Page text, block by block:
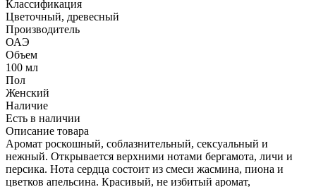
Классификация
Цветочный, древесный
Производитель
ОАЭ
Объем
100 мл
Пол
Женский
Наличие
Есть в наличии
Описание товара
Аромат роскошный, соблазнительный, сексуальный и
нежный. Открывается верхними нотами бергамота, личи и
персика. Нота сердца состоит из смеси жасмина, пиона и
цветков апельсина. Красивый, не избитый аромат,